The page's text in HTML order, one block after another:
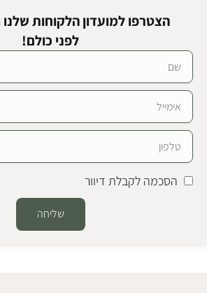
הצטרפו למועדון הלקוחות
לפני כולם!
הסכמה לקבלת דיוור
שליחה